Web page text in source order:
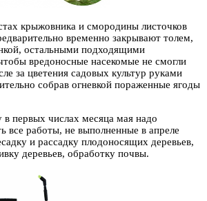
крыжовника и смородины листочков
временно закрывают толем,
остальными подходящими
вредоносные насекомые не смогли
за цветения садовых культур руками
собрав огневкой пораженные ягоды
первых числах месяца мая надо
все работы, не выполненные в апреле
и рассадку плодоносящих деревьев,
деревьев, обработку почвы.